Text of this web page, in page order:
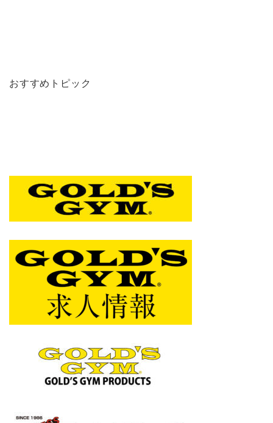
おすすめトピック